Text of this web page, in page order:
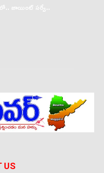
జాయింట్ సర్వే..
US